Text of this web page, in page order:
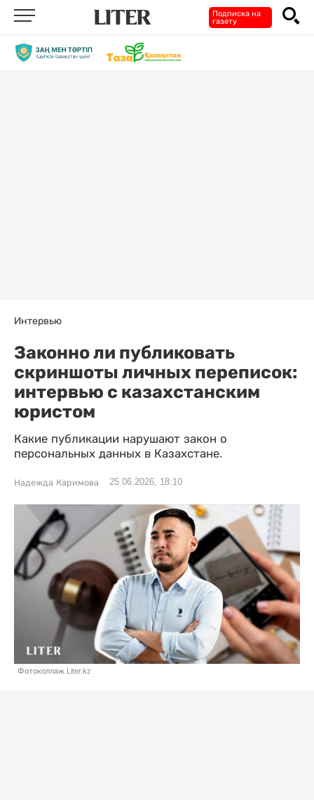
Подписка на
газету
Интервью
Законно ли публиковать
скриншоты личных переписок:
интервью с казахстанским
юристом
Какие публикации нарушают закон о
персональных данных в Казахстане.
Надежда Каримова 25.06.2026, 18:10
Фотоколлаж Liter.kz